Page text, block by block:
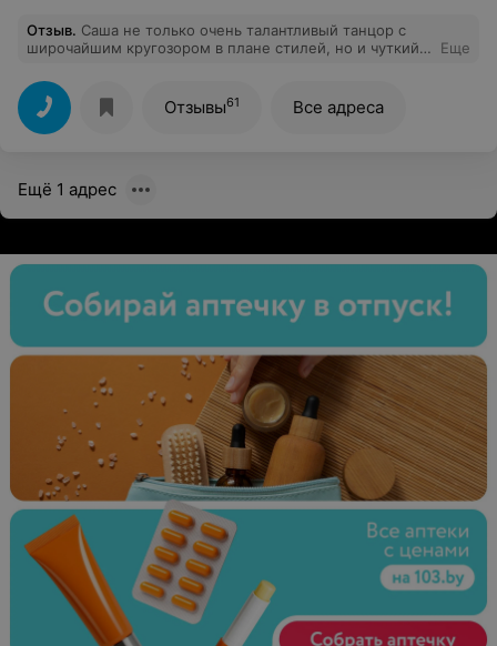
Отзыв. Саша не только очень талантливый танцор с
широчайшим кругозором в плане стилей, но и чуткий
лучше и творить.
Еще
Отзывы61 Все адреса
Ещё 1 адрес